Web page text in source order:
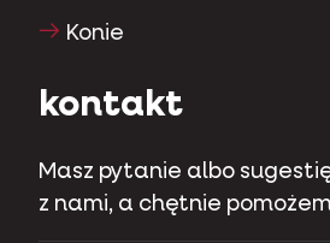
Konie
kontakt
Masz pytanie albo
z nami, a chętnie